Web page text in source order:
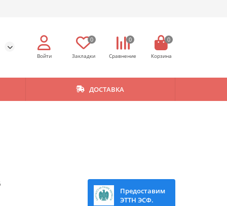
0 0 0
ДОСТАВКА
Предоставим
ЭТТН ЭСФ.